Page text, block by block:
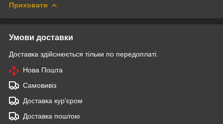
Приховати
Умови доставки
Доставка здійснюється тільки по передоплаті.
Нова Пошта
Самовивіз
Доставка кур'єром
Доставка поштою